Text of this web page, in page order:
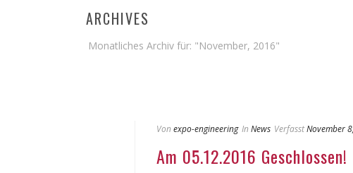
ARCHIVES
Monatliches Archiv für: "November, 2016"
Von expo-engineering In News VerfasstNovember
Am 05.12.2016 Geschlossen!